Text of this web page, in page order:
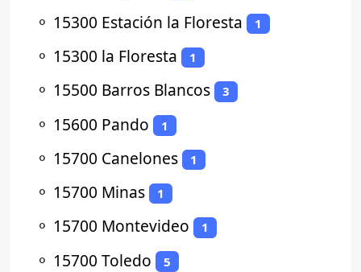
⚬ 15300 Estación la Floresta 1
⚬ 15300 la Floresta 1
⚬ 15500 Barros Blancos 3
⚬ 15600 Pando 1
⚬ 15700 Canelones 1
⚬ 15700 Minas 1
⚬ 15700 Montevideo 1
⚬ 15700 Toledo 5